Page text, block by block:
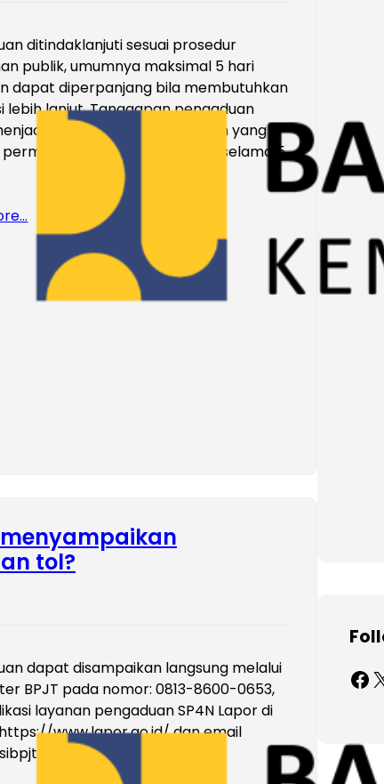
ditindaklanjuti sesuai prosedur
publik, umumnya maksimal 5 hari
dapat diperpanjang bila membutuhkan
lebih lanjut. Tanggapan pengaduan
sebagai berikut 1. Laporan yang
informasi diproses selama 5
tol?
dapat disampaikan langsung melalui
BPJT pada nomor: 0813-8600-0653,
layanan pengaduan SP4N Lapor di
www.lapor.go.id/ dan email
Facebook X